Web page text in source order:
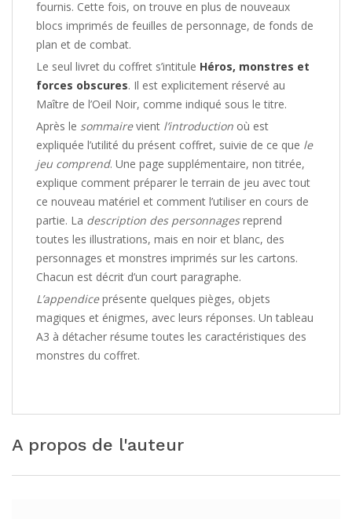
fournis. Cette fois, on trouve en plus de nouveaux
blocs imprimés de feuilles de personnage, de fonds de
plan et de combat.
Le seul livret du coffret s’intitule Héros, monstres et
forces obscures. Il est explicitement réservé au
Maître de l’Oeil Noir, comme indiqué sous le titre.
Après le sommairevient l’introduction où est
expliquée l’utilité du présent coffret, suivie de ce que le
jeu comprend. Une page supplémentaire, non titrée,
explique comment préparer le terrain de jeu avec tout
ce nouveau matériel et comment l’utiliser en cours de
partie. La description des personnagesreprend
toutes les illustrations, mais en noir et blanc, des
personnages et monstres imprimés sur les cartons.
Chacun est décrit d’un court paragraphe.
L’appendiceprésente quelques pièges, objets
magiques et énigmes, avec leurs réponses. Un tableau
A3 à détacher résume toutes les caractéristiques des
monstres du coffret.
A propos de l'auteur